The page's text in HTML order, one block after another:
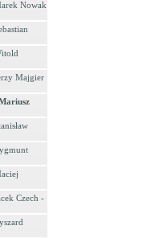
Nowak
Majgier
Czech -